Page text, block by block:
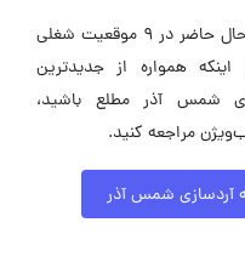
کارخانه آردسازی شمس آذر در حال حاضر در ۹ موقعیت شغلی
همواره از جدیدترین
شمس آذر مطلع باشید،
مراجعه کنید.
آردسازی شمس آذر